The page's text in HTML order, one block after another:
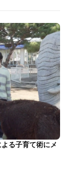
る子育て術にメ